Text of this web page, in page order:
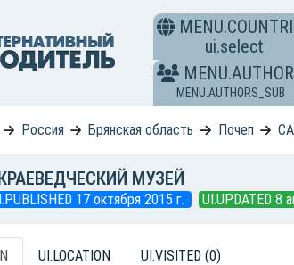
ui.select
MENU.AUTHORS_SUB
Россия Брянская область Почеп
МУЗЕЙ
17 октября 2015 г. UI.UPDATED 8
UI.LOCATION UI.VISITED (0)